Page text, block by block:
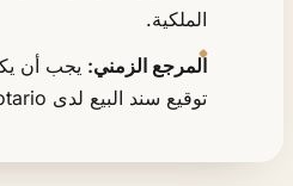
الملكية.
المرجع الزمني:
توقيع سند البيع لدى notario.